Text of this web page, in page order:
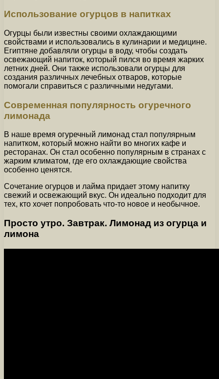
Использование огурцов в напитках
Огурцы были известны своими охлаждающими
свойствами и использовались в кулинарии и медицине.
Египтяне добавляли огурцы в воду, чтобы создать
освежающий напиток, который пился во время жарких
летних дней. Они также использовали огурцы для
создания различных лечебных отваров, которые
помогали справиться с различными недугами.
Современная популярность огуречного
лимонада
В наше время огуречный лимонад стал популярным
напитком, который можно найти во многих кафе и
ресторанах. Он стал особенно популярным в странах с
жарким климатом, где его охлаждающие свойства
особенно ценятся.
Сочетание огурцов и лайма придает этому напитку
свежий и освежающий вкус. Он идеально подходит для
тех, кто хочет попробовать что-то новое и необычное.
Просто утро. Завтрак. Лимонад из огурца и
лимона